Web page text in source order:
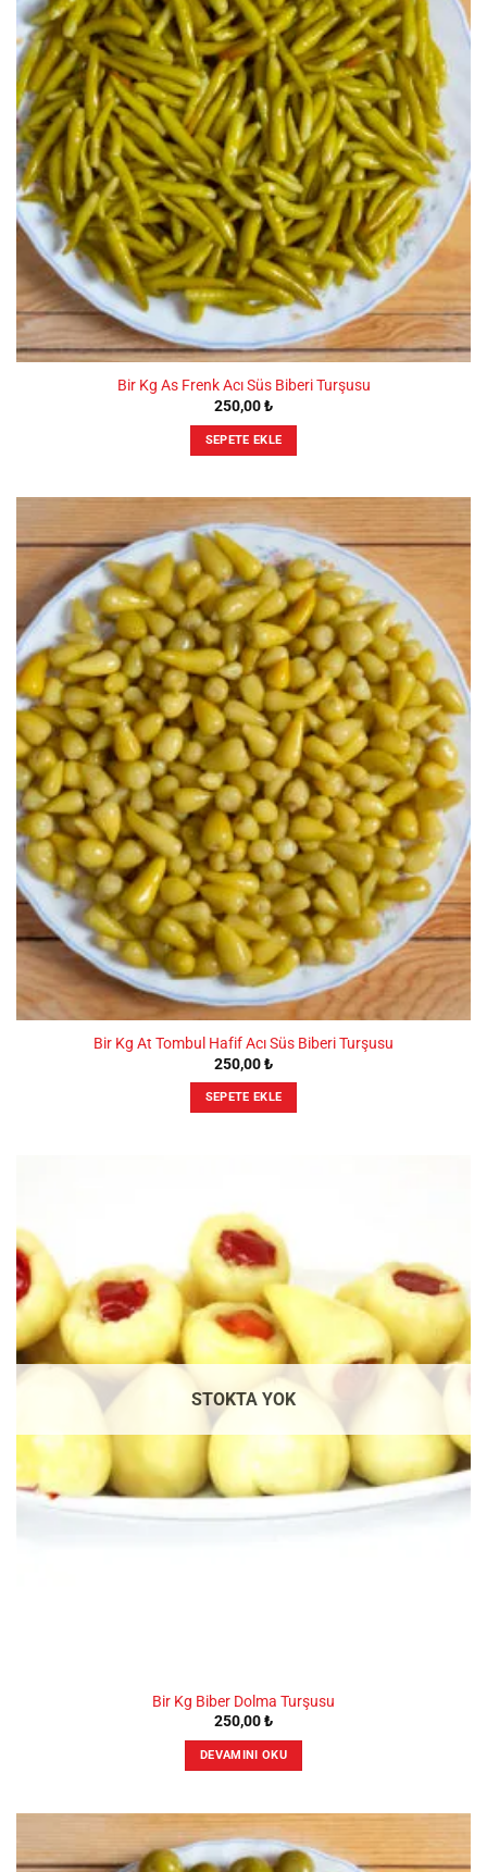
Bir Kg As Frenk Acı Süs Biberi Turşusu
250,00₺
SEPETE EKLE
Bir Kg At Tombul Hafif Acı Süs Biberi Turşusu
250,00₺
SEPETE EKLE
STOKTA YOK
Bir Kg Biber Dolma Turşusu
250,00₺
DEVAMINI OKU